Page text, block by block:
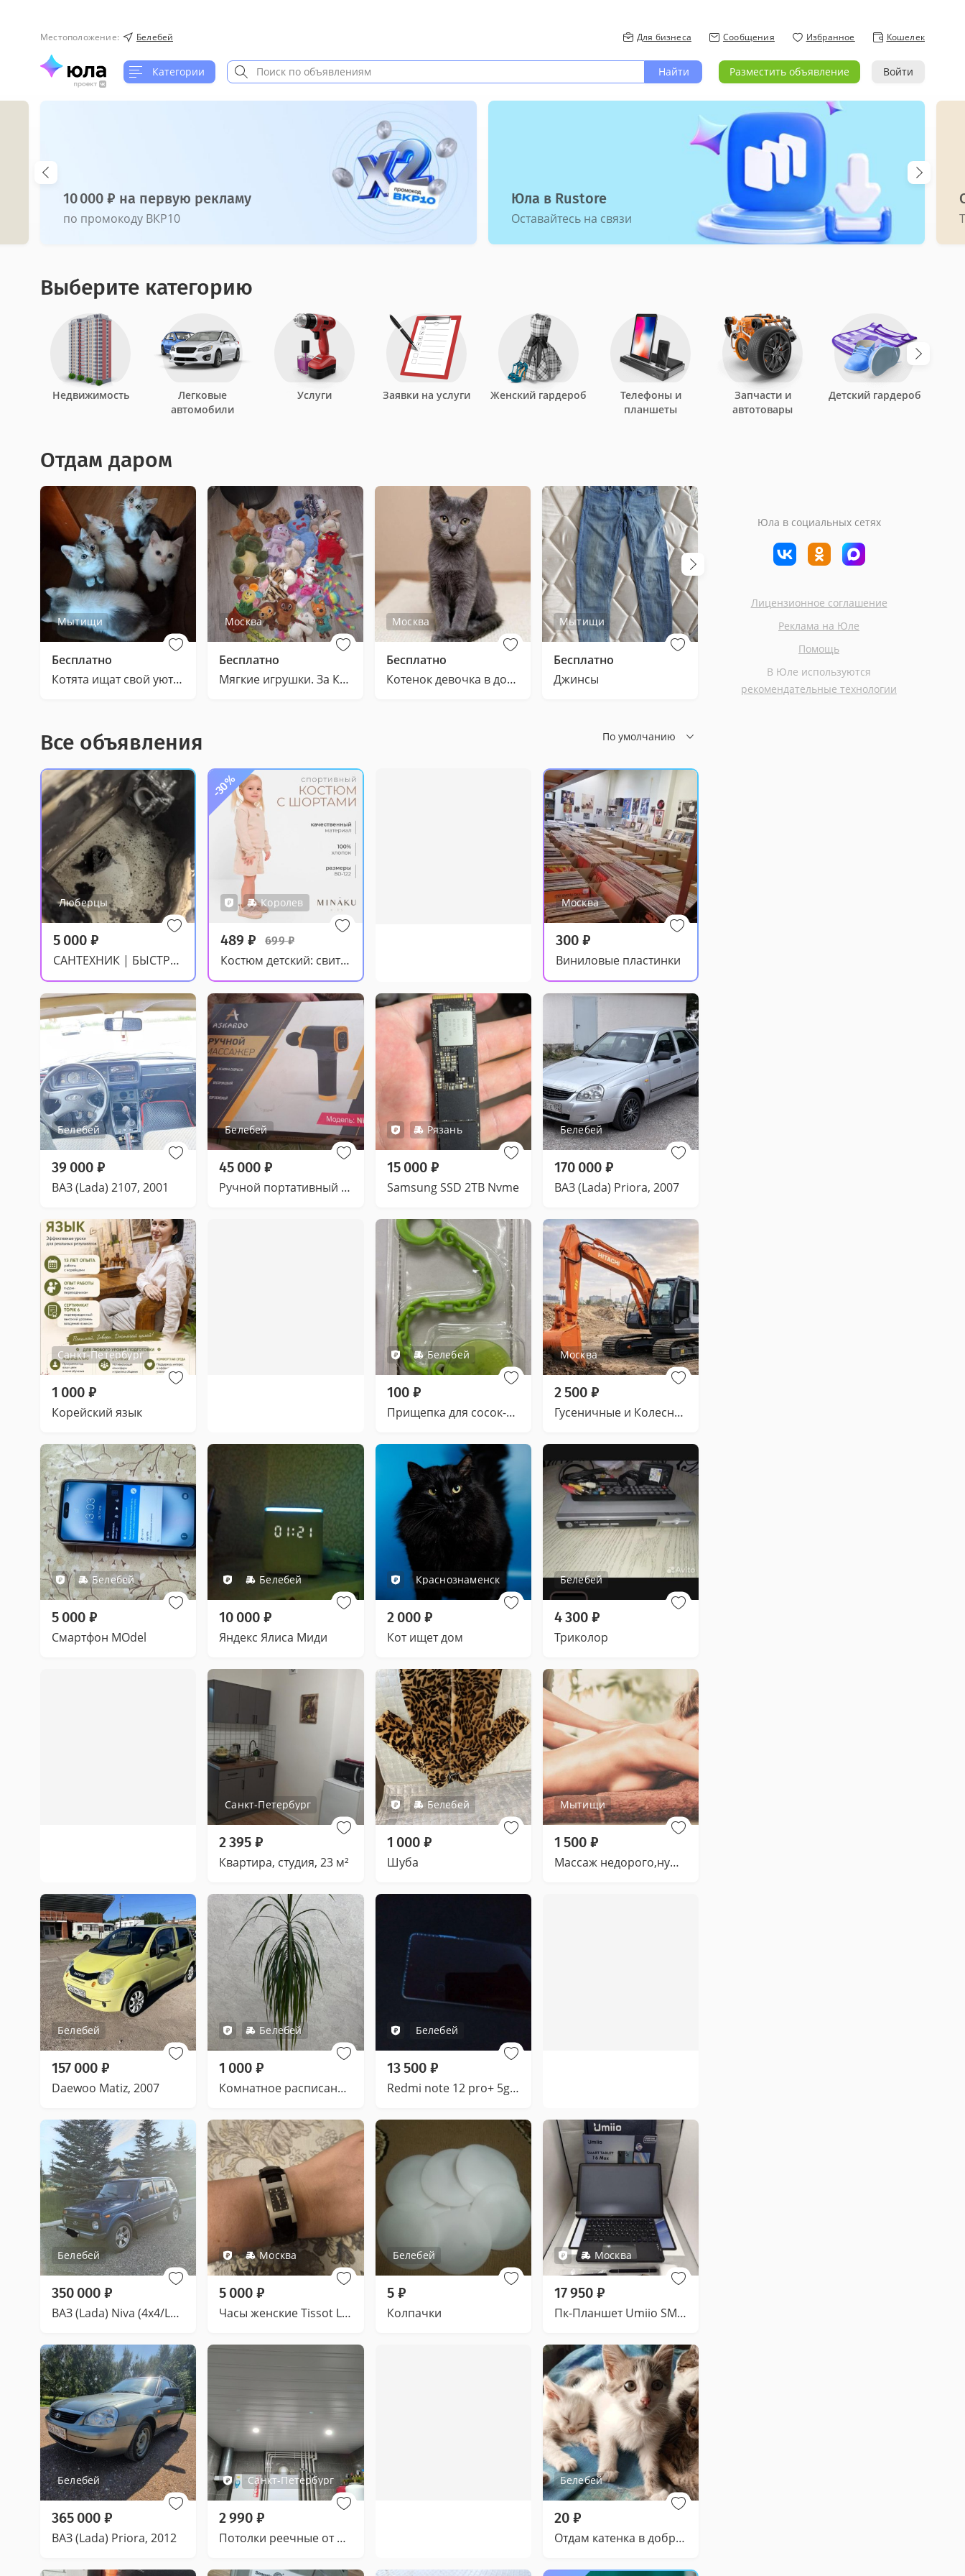
Местоположение: Белебей Для бизнеса Сообщения Избранное Кошелек
Категории Найти Разместить объявление Войти
Юла в Rustore
Оставайтесь на связи
Сезон кино
ТВ, колонки и музыка
Выберите категорию
Недвижимость
Легковые
автомобили
Услуги Заявки на услуги Женский гардероб
Телефоны и
планшеты
Запчасти и
автотовары
Детский гардероб
Отдам даром
Мытищи
Бесплатно
Котята ищат свой уютный дом!
Москва
Бесплатно
Мягкие игрушки. За Какао.
Москва
Бесплатно
Котенок девочка в добрые руки
Мытищи
Бесплатно
Джинсы
Комод для детских вещей
Все объявления По умолчанию
Люберцы
5 000 ₽
САНТЕХНИК | БЫСТРО И КАЧЕСТВЕННО Оказываю профес
-30%
Королев
489 ₽ 699 ₽
Костюм детский: свитшот, шорты, MINAKU, бежевый.
Москва
300 ₽
Виниловые пластинки
Белебей
39 000 ₽
ВАЗ (Lada) 2107, 2001
Белебей
45 000 ₽
Ручной портативный массажер
Рязань
15 000 ₽
Samsung SSD 2TB Nvme
Белебей
170 000 ₽
ВАЗ (Lada) Priora, 2007
Санкт-Петербург
1 000 ₽
Корейский язык
Белебей
100 ₽
Прищепка для сосок-пустышек
Москва
2 500 ₽
Гусеничные и Колесные экскаваторы в аренду
Белебей
5 000 ₽
Смартфон MOdel
Белебей
10 000 ₽
Яндекс Ялиса Миди
Краснознаменск
2 000 ₽
Кот ищет дом
Белебей
4 300 ₽
Триколор
Санкт-Петербург
2 395 ₽
Квартира, студия, 23 м²
Белебей
1 000 ₽
Шуба
Мытищи
1 500 ₽
Массаж недорого,нужна модель
Белебей
157 000 ₽
Daewoo Matiz, 2007
Белебей
1 000 ₽
Комнатное расписание - Драцена
Белебей
13 500 ₽
Redmi note 12 pro+ 5g . 16/256
Белебей
350 000 ₽
ВАЗ (Lada) Niva (4x4/Legend), 2006
Москва
5 000 ₽
Часы женские Tissot L614
Белебей
5 ₽
Колпачки
Москва
17 950 ₽
Пк-Планшет Umiio SMART Tablet 16 Max 12 /512 Новый
Белебей
365 000 ₽
ВАЗ (Lada) Priora, 2012
Санкт-Петербург
2 990 ₽
Потолки реечные от производителя
Белебей
20 ₽
Отдам катенка в добрые руки
Юла в социальных сетях
Лицензионное соглашение
Реклама на Юле
Помощь
В Юле используются
рекомендательные технологии